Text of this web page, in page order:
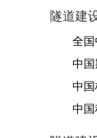
隧道建
全国
中国
中
中国